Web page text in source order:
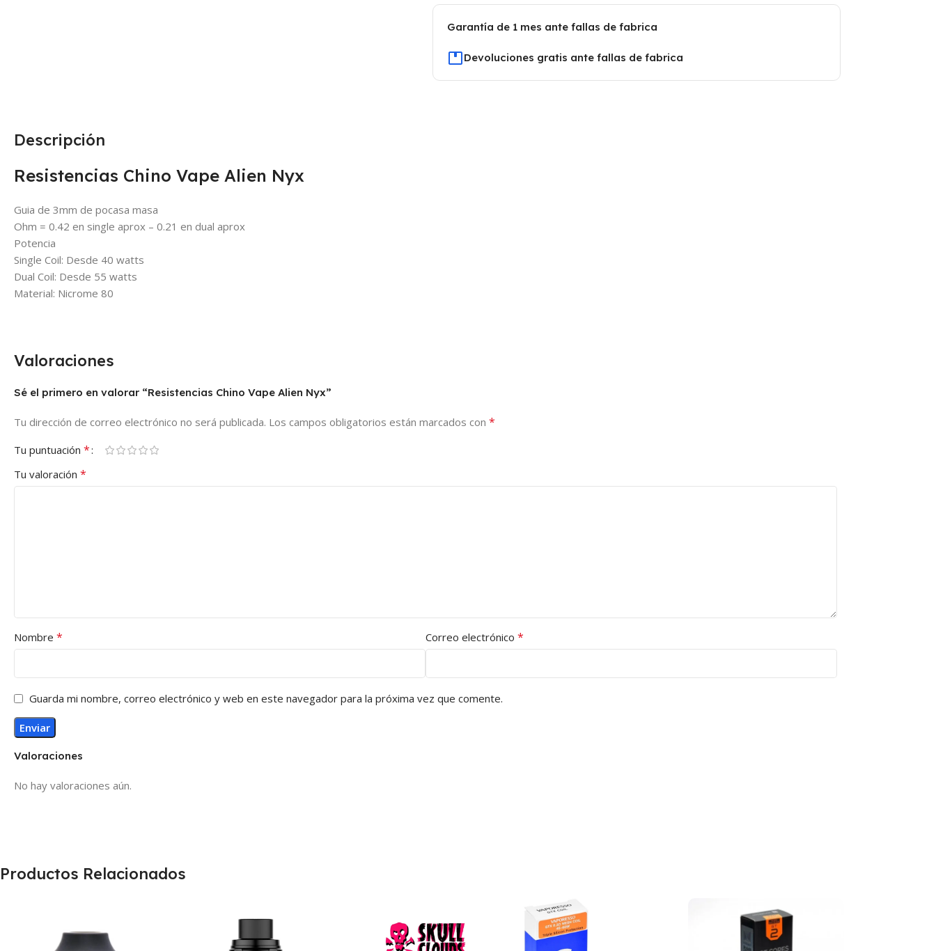
Garantía de 1 mes ante fallas de fabrica
Devoluciones gratis ante fallas de fabrica
Descripción
Resistencias Chino Vape Alien Nyx
Guia de 3mm de pocasa masa
Ohm = 0.42 en single aprox – 0.21 en dual aprox
Potencia
Single Coil: Desde 40 watts
Dual Coil: Desde 55 watts
Material: Nicrome 80
Valoraciones
Valoraciones
No hay valoraciones aún.
Sé el primero en valorar “Resistencias Chino Vape Alien Nyx”
Tu dirección de correo electrónico no será publicada. Los campos obligatorios están marcados con *
Tu puntuación *
Tu valoración *
Nombre * Correo electrónico *
Guarda mi nombre, correo electrónico y web en este navegador para la próxima vez que comente.
Productos Relacionados